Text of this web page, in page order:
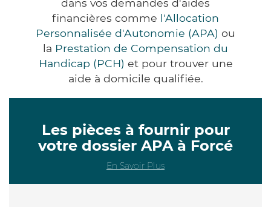
dans vos demandes d'aides
financières comme l'Allocation
Personnalisée d'Autonomie (APA) ou
la Prestation de Compensation du
Handicap (PCH) et pour trouver une
aide à domicile qualifiée.
Les pièces à fournir pour
votre dossier APA à Forcé
En Savoir Plus